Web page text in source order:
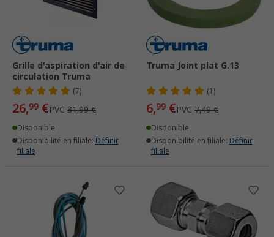
Grille d'aspiration d'air de
circulation Truma
(7)
26,99 €PVC 31,99 €
Disponible
Disponibilité en filiale: Définir
filiale
Truma Joint plat G.13
(1)
6,99 €PVC 7,49 €
Disponible
Disponibilité en filiale: Définir
filiale